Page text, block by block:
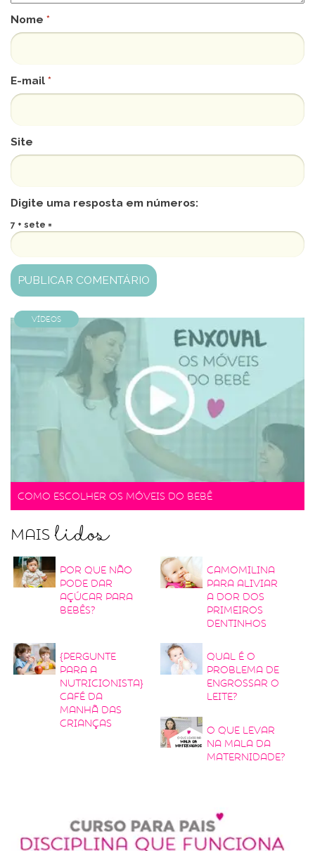
Nome *
E-mail *
Site
Digite uma resposta em números:
7 + sete =
Vídeos
Como escolher os móveis do bebê
Maislidos
Por que não
pode dar
açúcar para
bebês?
Camomilina
para aliviar
a dor dos
primeiros
dentinhos
{Pergunte
para a
nutricionista}
Café da
manhã das
crianças
Qual é o
problema de
engrossar o
leite?
O que levar
na mala da
maternidade?